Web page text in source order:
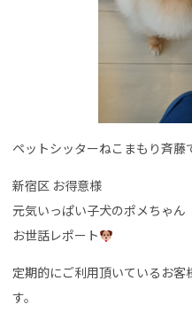
ペットシッターねこまもり斉藤
新宿区 お得意様
元気いっぱい子犬のポメちゃん
お世話レポート
定期的にご利用頂いているお客
す。